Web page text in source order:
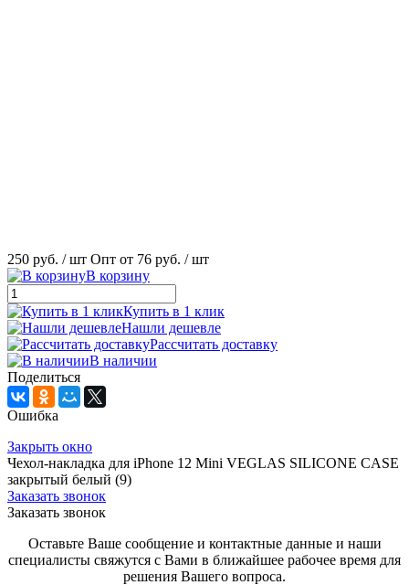
250 руб. / шт Опт от 76 руб. / шт
В корзину
Купить в 1 клик
Нашли дешевле
Рассчитать доставку
В наличии
Поделиться
Ошибка
Закрыть окно
Чехол-накладка для iPhone 12 Mini VEGLAS SILICONE CASE
закрытый белый (9)
Заказать звонок
Заказать звонок
Оставьте Ваше сообщение и контактные данные и наши
специалисты свяжутся с Вами в ближайшее рабочее время для
решения Вашего вопроса.